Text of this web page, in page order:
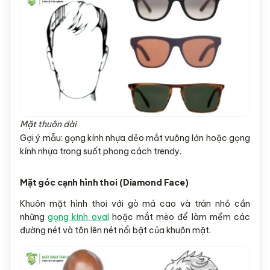
Mặt thuôn dài
Gợi ý mẫu: gọng kính nhựa dẻo mắt vuông lớn hoặc gọng
kính nhựa trong suốt phong cách trendy.
Mặt góc cạnh hình thoi (Diamond Face)
Khuôn mặt hình thoi với gò má cao và trán nhỏ cần
nhữnggọng kính ovalhoặc mắt mèo để làm mềm các
đường nét và tôn lên nét nổi bật của khuôn mặt.